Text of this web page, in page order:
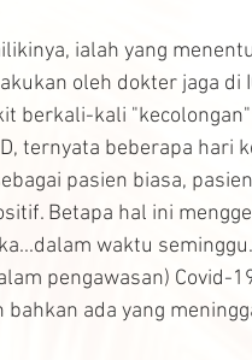
ialah yang
oleh dokter jaga di
berkali-kali
ternyata beberapa
pasien biasa,
Betapa hal ini
waktu
pengawasan) Covid-
ada yang